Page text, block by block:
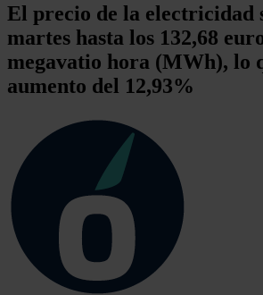
El precio de la electricidad
martes hasta los 132,68
megavatio hora (MWh), lo
aumento del 12,93%